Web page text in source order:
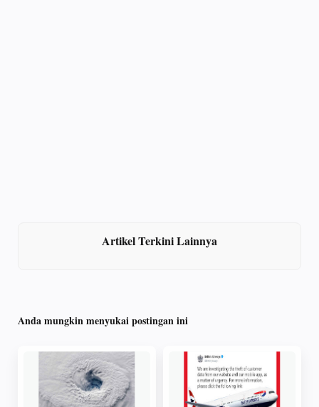
Artikel Terkini Lainnya
Anda mungkin menyukai postingan ini